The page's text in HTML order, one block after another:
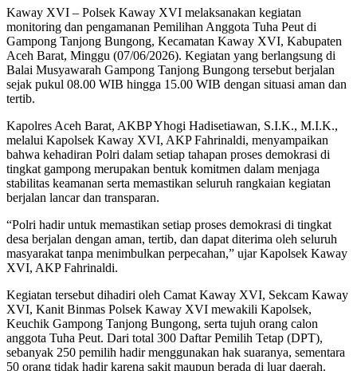
Kaway XVI – Polsek Kaway XVI melaksanakan kegiatan
monitoring dan pengamanan Pemilihan Anggota Tuha Peut di
Gampong Tanjong Bungong, Kecamatan Kaway XVI, Kabupaten
Aceh Barat, Minggu (07/06/2026). Kegiatan yang berlangsung di
Balai Musyawarah Gampong Tanjong Bungong tersebut berjalan
sejak pukul 08.00 WIB hingga 15.00 WIB dengan situasi aman dan
tertib.
Kapolres Aceh Barat, AKBP Yhogi Hadisetiawan, S.I.K., M.I.K.,
melalui Kapolsek Kaway XVI, AKP Fahrinaldi, menyampaikan
bahwa kehadiran Polri dalam setiap tahapan proses demokrasi di
tingkat gampong merupakan bentuk komitmen dalam menjaga
stabilitas keamanan serta memastikan seluruh rangkaian kegiatan
berjalan lancar dan transparan.
“Polri hadir untuk memastikan setiap proses demokrasi di tingkat
desa berjalan dengan aman, tertib, dan dapat diterima oleh seluruh
masyarakat tanpa menimbulkan perpecahan,” ujar Kapolsek Kaway
XVI, AKP Fahrinaldi.
Kegiatan tersebut dihadiri oleh Camat Kaway XVI, Sekcam Kaway
XVI, Kanit Binmas Polsek Kaway XVI mewakili Kapolsek,
Keuchik Gampong Tanjong Bungong, serta tujuh orang calon
anggota Tuha Peut. Dari total 300 Daftar Pemilih Tetap (DPT),
sebanyak 250 pemilih hadir menggunakan hak suaranya, sementara
50 orang tidak hadir karena sakit maupun berada di luar daerah.